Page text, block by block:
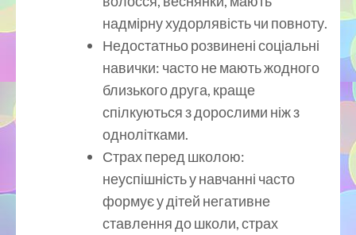
надмірну худорлявість чи повноту.
Недостатньо розвинені соціальні
навички: часто не мають жодного
близького друга, краще
спілкуються з дорослими ніж з
однолітками.
Страх перед школою:
неуспішність у навчанні часто
формує у дітей негативне
ставлення до школи, страх